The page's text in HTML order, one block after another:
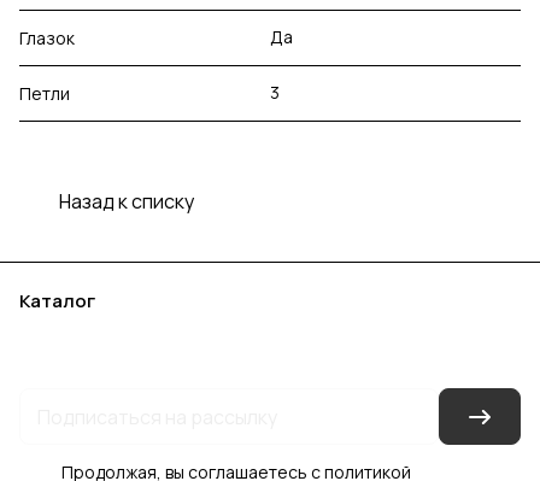
Глазок Да
Петли 3
Назад к списку
Каталог
Продолжая, вы соглашаетесь сполитикой